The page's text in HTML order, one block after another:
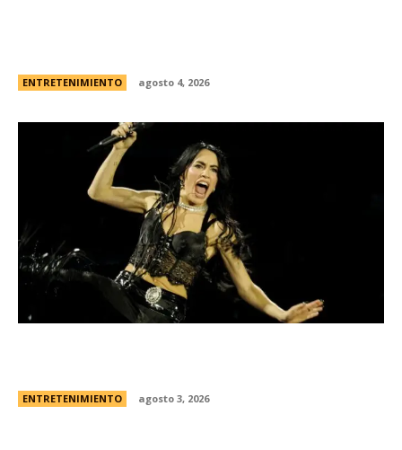
ENTRETENIMIENTO agosto 4, 2026
ENTRETENIMIENTO agosto 3, 2026